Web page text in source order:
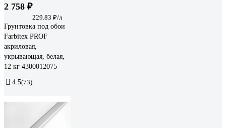
2 758 ₽
229.83 ₽/л
Грунтовка под обои
Farbitex PROF
акриловая,
укрывающая, белая,
12 кг 4300012075
4.5(73)